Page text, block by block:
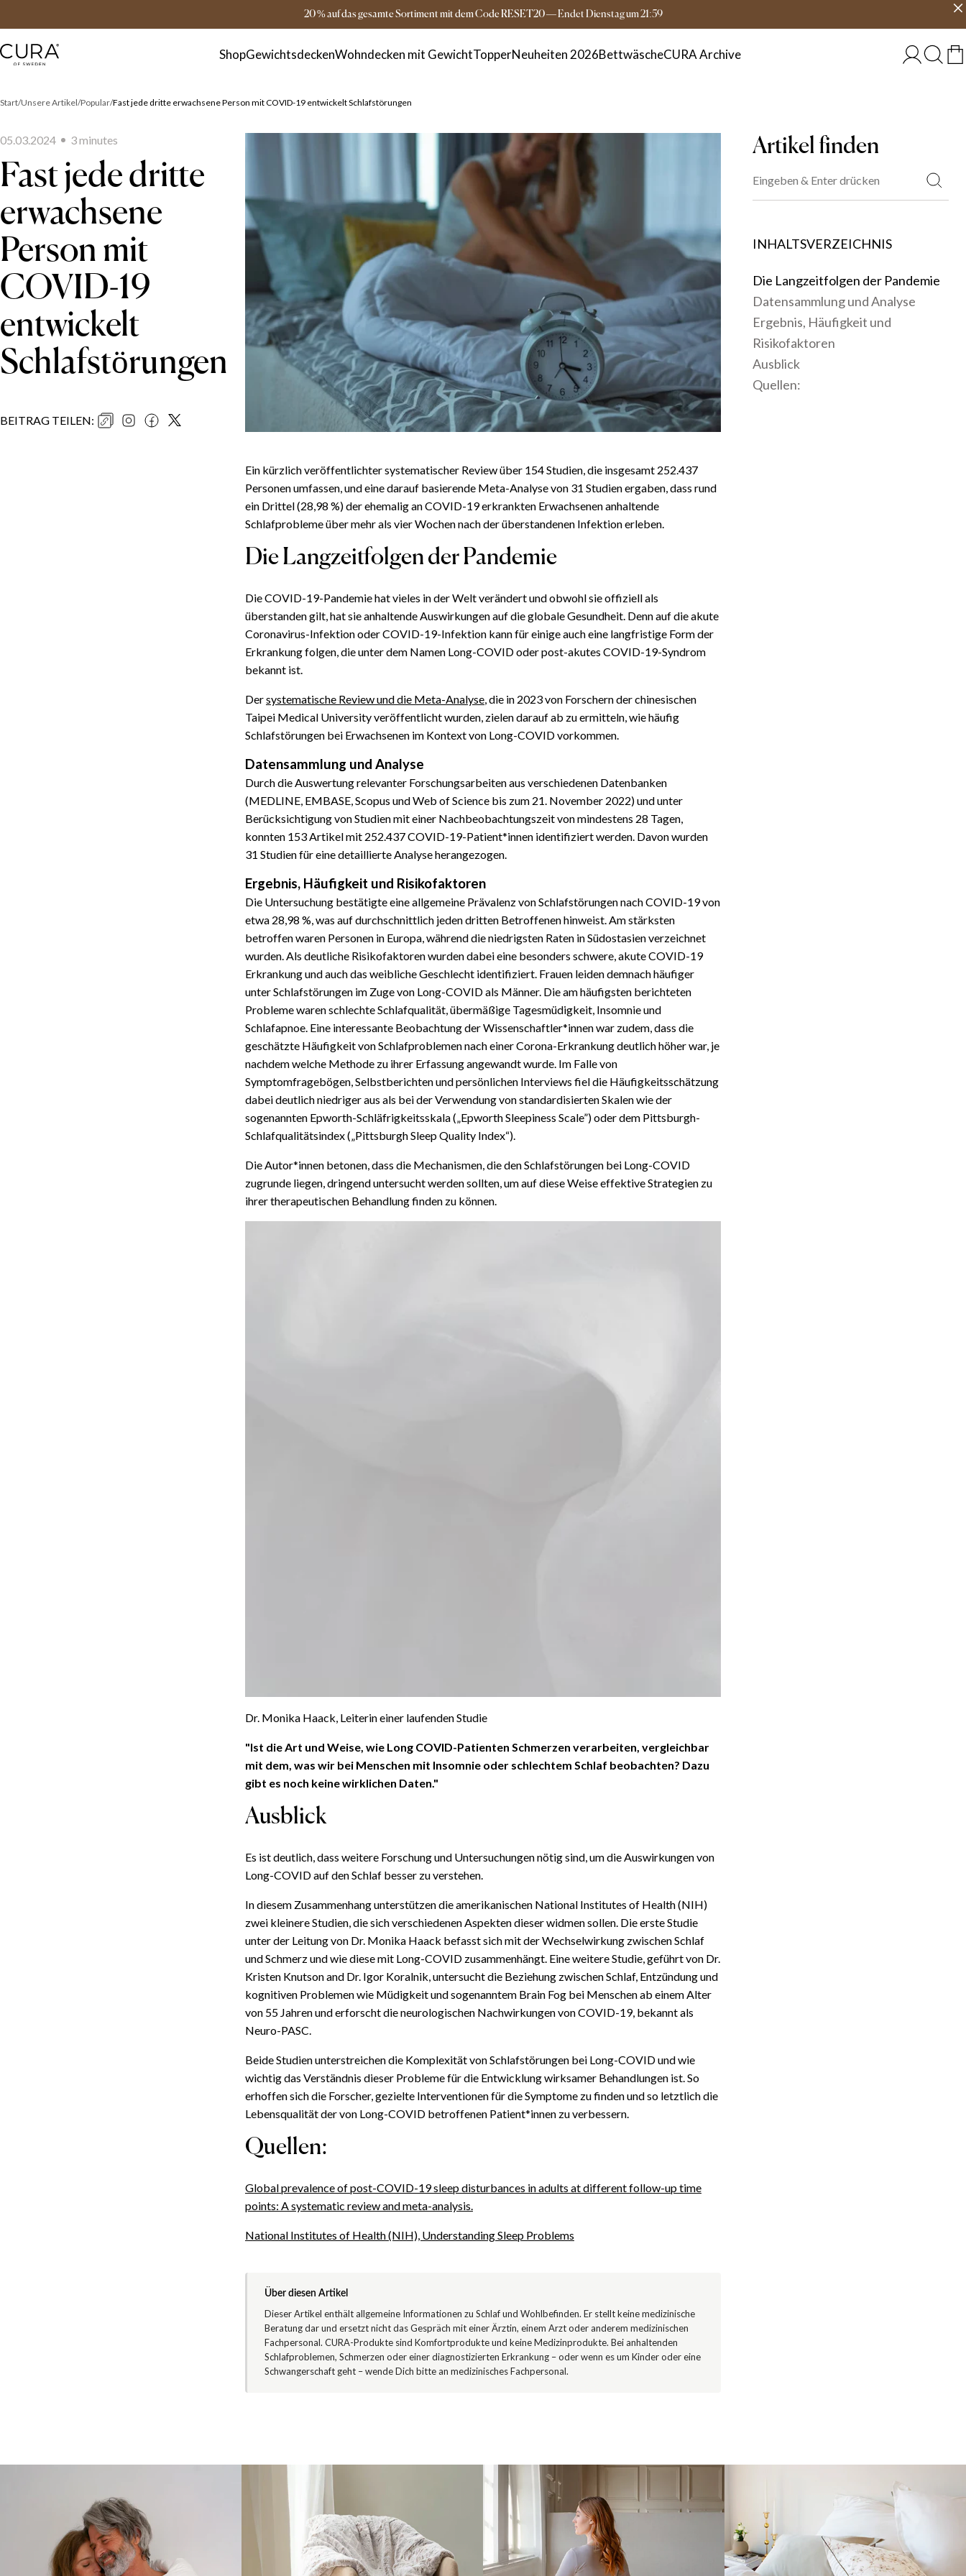
20 % auf das gesamte Sortiment mit dem Code RESET20— Endet Dienstagum21:59
Versandkostenfrei ab 149€ 3-5 Tage Lieferzeit DEUTSCHLAND
ShopGewichtsdeckenWohndecken mit GewichtTopperNeuheiten 2026BettwäscheCURA Archive
Start Unsere Artikel Popular Fast jede dritte erwachsene Person mit COVID-19 entwickelt Schlafstörungen
Fast jede dritte
erwachsene
Person mit
COVID-19
entwickelt
Schlafstörungen
05.03.2024 3minutes
BEITRAG TEILEN:
Ein kürzlich veröffentlichter systematischer Review über 154 Studien, die insgesamt 252.437
Personen umfassen, und eine darauf basierende Meta-Analyse von 31 Studien ergaben, dass rund
ein Drittel (28,98 %) der ehemalig an COVID-19 erkrankten Erwachsenen anhaltende
Schlafprobleme über mehr als vier Wochen nach der überstandenen Infektion erleben.
Die Langzeitfolgen der Pandemie
Die COVID-19-Pandemie hat vieles in der Welt verändert und obwohl sie offiziell als
überstanden gilt, hat sie anhaltende Auswirkungen auf die globale Gesundheit. Denn auf die akute
Coronavirus-Infektion oder COVID-19-Infektion kann für einige auch eine langfristige Form der
Erkrankung folgen, die unter dem Namen Long-COVID oder post-akutes COVID-19-Syndrom
bekannt ist.
Dersystematische Review und die Meta-Analyse, die in 2023 von Forschern der chinesischen
Taipei Medical University veröffentlicht wurden, zielen darauf ab zu ermitteln, wie häufig
Schlafstörungen bei Erwachsenen im Kontext von Long-COVID vorkommen.
Datensammlung und Analyse
Durch die Auswertung relevanter Forschungsarbeiten aus verschiedenen Datenbanken
(MEDLINE, EMBASE, Scopus und Web of Science bis zum 21. November 2022) und unter
Berücksichtigung von Studien mit einer Nachbeobachtungszeit von mindestens 28 Tagen,
konnten 153 Artikel mit 252.437 COVID-19-Patient*innen identifiziert werden. Davon wurden
31 Studien für eine detaillierte Analyse herangezogen.
Ergebnis, Häufigkeit und Risikofaktoren
Die Untersuchung bestätigte eine allgemeine Prävalenz von Schlafstörungen nach COVID-19 von
etwa 28,98 %, was auf durchschnittlich jeden dritten Betroffenen hinweist. Am stärksten
betroffen waren Personen in Europa, während die niedrigsten Raten in Südostasien verzeichnet
wurden. Als deutliche Risikofaktoren wurden dabei eine besonders schwere, akute COVID-19
Erkrankung und auch das weibliche Geschlecht identifiziert. Frauen leiden demnach häufiger
unter Schlafstörungen im Zuge von Long-COVID als Männer. Die am häufigsten berichteten
Probleme waren schlechte Schlafqualität, übermäßige Tagesmüdigkeit, Insomnie und
Schlafapnoe. Eine interessante Beobachtung der Wissenschaftler*innen war zudem, dass die
geschätzte Häufigkeit von Schlafproblemen nach einer Corona-Erkrankung deutlich höher war, je
nachdem welche Methode zu ihrer Erfassung angewandt wurde. Im Falle von
Symptomfragebögen, Selbstberichten und persönlichen Interviews fiel die Häufigkeitsschätzung
dabei deutlich niedriger aus als bei der Verwendung von standardisierten Skalen wie der
sogenannten Epworth-Schläfrigkeitsskala („Epworth Sleepiness Scale”) oder dem Pittsburgh-
Schlafqualitätsindex („Pittsburgh Sleep Quality Index“).
Die Autor*innen betonen, dass die Mechanismen, die den Schlafstörungen bei Long-COVID
zugrunde liegen, dringend untersucht werden sollten, um auf diese Weise effektive Strategien zu
ihrer therapeutischen Behandlung finden zu können.
Dr. Monika Haack, Leiterin einer laufenden Studie
"Ist die Art und Weise, wie Long COVID-Patienten Schmerzen verarbeiten, vergleichbar
mit dem, was wir bei Menschen mit Insomnie oder schlechtem Schlaf beobachten? Dazu
gibt es noch keine wirklichen Daten."
Ausblick
Es ist deutlich, dass weitere Forschung und Untersuchungen nötig sind, um die Auswirkungen von
Long-COVID auf den Schlaf besser zu verstehen.
In diesem Zusammenhang unterstützen die amerikanischen National Institutes of Health (NIH)
zwei kleinere Studien, die sich verschiedenen Aspekten dieser widmen sollen. Die erste Studie
unter der Leitung von Dr. Monika Haack befasst sich mit der Wechselwirkung zwischen Schlaf
und Schmerz und wie diese mit Long-COVID zusammenhängt. Eine weitere Studie, geführt von Dr.
Kristen Knutson and Dr. Igor Koralnik, untersucht die Beziehung zwischen Schlaf, Entzündung und
kognitiven Problemen wie Müdigkeit und sogenanntem Brain Fog bei Menschen ab einem Alter
von 55 Jahren und erforscht die neurologischen Nachwirkungen von COVID-19, bekannt als
Neuro-PASC.
Beide Studien unterstreichen die Komplexität von Schlafstörungen bei Long-COVID und wie
wichtig das Verständnis dieser Probleme für die Entwicklung wirksamer Behandlungen ist. So
erhoffen sich die Forscher, gezielte Interventionen für die Symptome zu finden und so letztlich die
Lebensqualität der von Long-COVID betroffenen Patient*innen zu verbessern.
Quellen:
Global prevalence of post-COVID-19 sleep disturbances in adults at different follow-up time
points: A systematic review and meta-analysis.
National Institutes of Health (NIH), Understanding Sleep Problems
Über diesen Artikel
Dieser Artikel enthält allgemeine Informationen zu Schlaf und Wohlbefinden. Er stellt keine medizinische
Beratung dar und ersetzt nicht das Gespräch mit einer Ärztin, einem Arzt oder anderem medizinischen
Fachpersonal. CURA-Produkte sind Komfortprodukte und keine Medizinprodukte. Bei anhaltenden
Schlafproblemen, Schmerzen oder einer diagnostizierten Erkrankung – oder wenn es um Kinder oder eine
Schwangerschaft geht – wende Dich bitte an medizinisches Fachpersonal.
Artikel finden
INHALTSVERZEICHNIS
Die Langzeitfolgen der Pandemie
Datensammlung und Analyse
Ergebnis, Häufigkeit und
Risikofaktoren
Ausblick
Quellen: